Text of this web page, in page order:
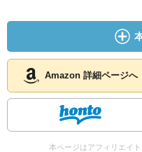
Amazon 詳細ページへ
本ページはアフィリエイ